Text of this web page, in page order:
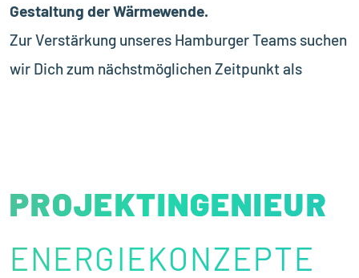
Gestaltung der Wärmewende.
Zur Verstärkung unseres Hamburger Teams suchen
wir Dich zum nächstmöglichen Zeitpunkt als
PROJEKTINGENIEUR
PROJEKTINGENIEUR
ENERGIEKONZEPTE